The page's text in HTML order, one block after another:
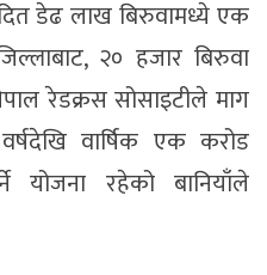
डेढ लाख बिरुवामध्ये एक
२० हजार बिरुवा
रेडक्रस सोसाइटीले माग
वार्षिक एक करोड
योजना रहेको बानियाँले